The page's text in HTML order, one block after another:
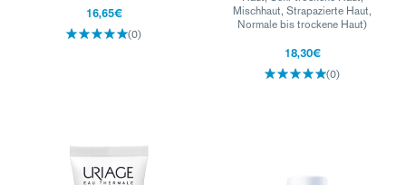
16,65€
(0)
Mischhaut, Strapazierte Haut,
Normale bis trockene Haut)
18,30€
(0)